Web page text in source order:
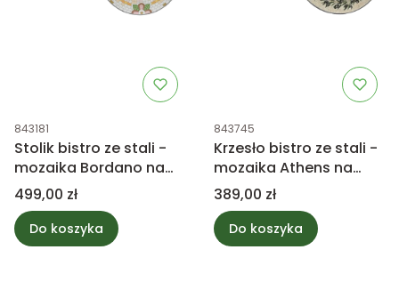
Kod produktu
843181
Stolik bistro ze stali -
mozaika Bordano na
zewnątrz
Cena
499,00 zł
Do koszyka
Kod produktu
843745
Krzesło bistro ze stali -
mozaika Athens na
zewnątrz
Cena
389,00 zł
Do koszyka